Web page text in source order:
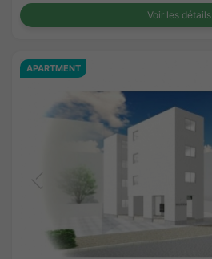
Voir les détails
APARTMENT